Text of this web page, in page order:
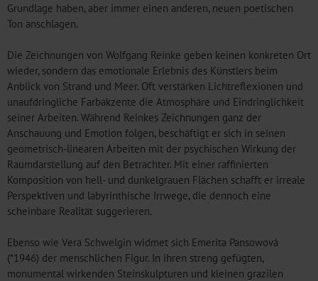
Grundlage haben, aber immer einen anderen, neuen poetischen
Ton anschlagen.
Die Zeichnungen von Wolfgang Reinke geben keinen konkreten Ort
wieder, sondern das emotionale Erlebnis des Künstlers beim
Anblick von Strand und Meer. Oft verstärken Lichtreflexionen und
unaufdringliche Farbakzente die Atmosphäre und Eindringlichkeit
seiner Arbeiten. Während Reinkes Zeichnungen ganz der
Anschauung und Emotion folgen, beschäftigt er sich in seinen
geometrisch-linearen Arbeiten mit der psychischen Wirkung der
Raumdarstellung auf den Betrachter. Mit einer raffinierten
Komposition von hell- und dunkelgrauen Flächen schafft er irreale
Perspektiven und labyrinthische Irrwege, die dennoch eine
scheinbare Realität suggerieren.
Ebenso wie Vera Schwelgin widmet sich Emerita Pansowová
(*1946) der menschlichen Figur. In ihren streng gefügten,
monumental wirkenden Steinskulpturen und kleinen grazilen